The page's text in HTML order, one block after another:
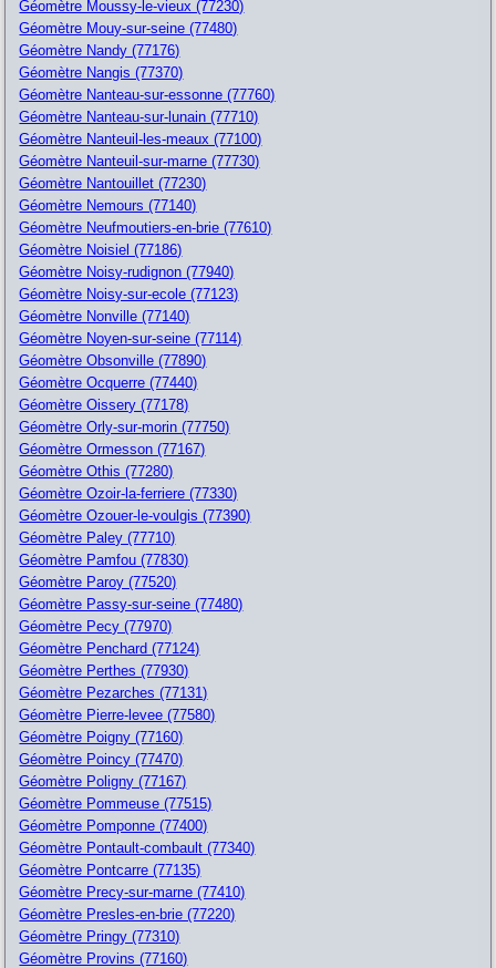
Géomètre Moussy-le-vieux (77230)
Géomètre Mouy-sur-seine (77480)
Géomètre Nandy (77176)
Géomètre Nangis (77370)
Géomètre Nanteau-sur-essonne (77760)
Géomètre Nanteau-sur-lunain (77710)
Géomètre Nanteuil-les-meaux (77100)
Géomètre Nanteuil-sur-marne (77730)
Géomètre Nantouillet (77230)
Géomètre Nemours (77140)
Géomètre Neufmoutiers-en-brie (77610)
Géomètre Noisiel (77186)
Géomètre Noisy-rudignon (77940)
Géomètre Noisy-sur-ecole (77123)
Géomètre Nonville (77140)
Géomètre Noyen-sur-seine (77114)
Géomètre Obsonville (77890)
Géomètre Ocquerre (77440)
Géomètre Oissery (77178)
Géomètre Orly-sur-morin (77750)
Géomètre Ormesson (77167)
Géomètre Othis (77280)
Géomètre Ozoir-la-ferriere (77330)
Géomètre Ozouer-le-voulgis (77390)
Géomètre Paley (77710)
Géomètre Pamfou (77830)
Géomètre Paroy (77520)
Géomètre Passy-sur-seine (77480)
Géomètre Pecy (77970)
Géomètre Penchard (77124)
Géomètre Perthes (77930)
Géomètre Pezarches (77131)
Géomètre Pierre-levee (77580)
Géomètre Poigny (77160)
Géomètre Poincy (77470)
Géomètre Poligny (77167)
Géomètre Pommeuse (77515)
Géomètre Pomponne (77400)
Géomètre Pontault-combault (77340)
Géomètre Pontcarre (77135)
Géomètre Precy-sur-marne (77410)
Géomètre Presles-en-brie (77220)
Géomètre Pringy (77310)
Géomètre Provins (77160)